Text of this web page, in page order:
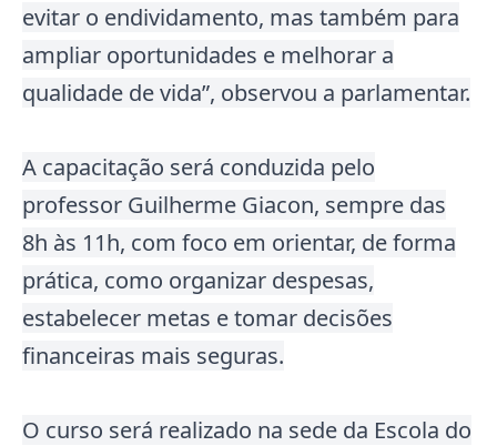
evitar o endividamento, mas também para
ampliar oportunidades e melhorar a
qualidade de vida”, observou a parlamentar.
A capacitação será conduzida pelo
professor Guilherme Giacon, sempre das
8h às 11h, com foco em orientar, de forma
prática, como organizar despesas,
estabelecer metas e tomar decisões
financeiras mais seguras.
O curso será realizado na sede da Escola do